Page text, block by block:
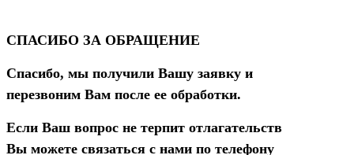
СПАСИБО ЗА ОБРАЩЕНИЕ
Спасибо, мы получили Вашу заявку и
перезвоним Вам после ее обработки.
Если Ваш вопрос не терпит отлагательств
Вы можете связаться с нами по телефону